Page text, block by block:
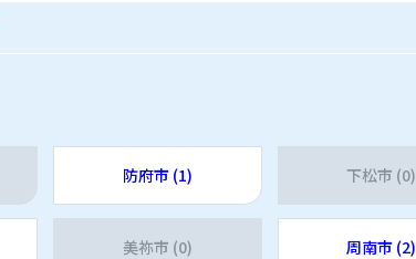
防府市 (1) 下松市 (0)
美祢市 (0) 周南市 (2)